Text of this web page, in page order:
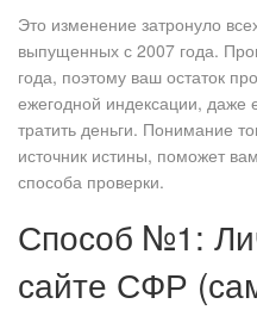
Это изменение затронуло
выпущенных с 2007 года.
года, поэтому ваш остаток
ежегодной индексации, даже
тратить деньги. Понимание
источник истины, поможет
способа проверки.
Способ №1:
сайте СФР